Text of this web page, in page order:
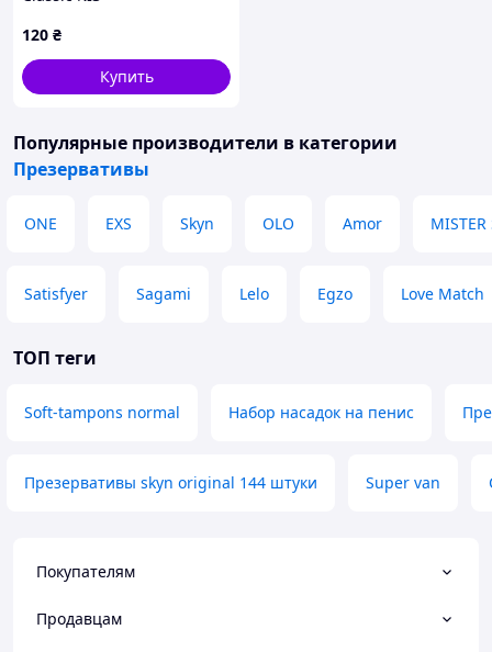
120 ₴
Купить
Популярные производители в категории
Презервативы
ONE EXS Skyn OLO Amor MISTER
Satisfyer Sagami Lelo Egzo Love Match
ТОП теги
Soft-tampons normal Набор насадок на пенис
Презервативы skyn original 144 штуки Super van
Покупателям
Продавцам